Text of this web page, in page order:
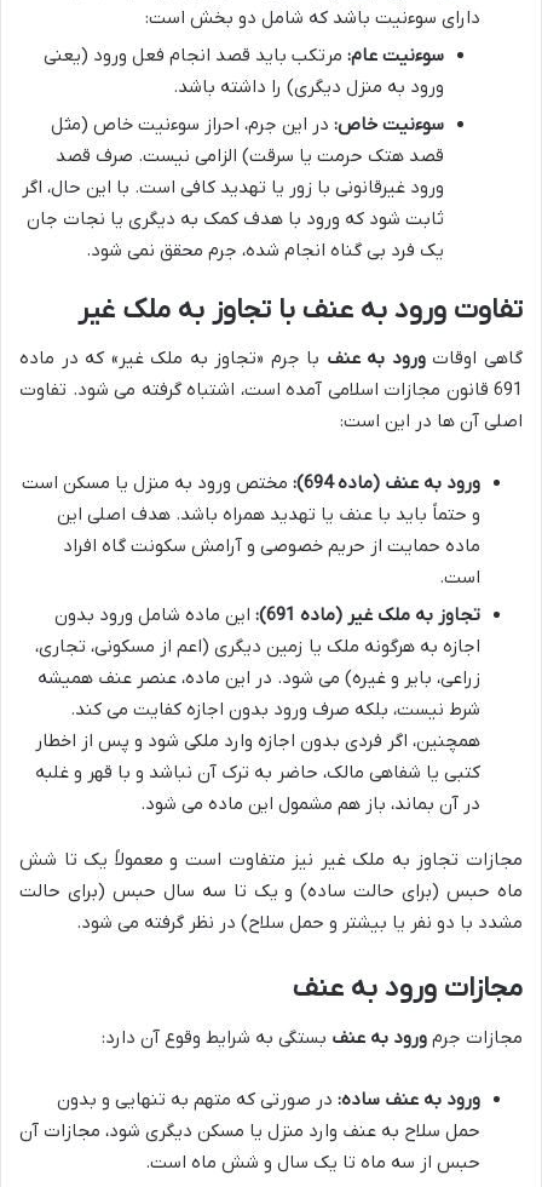
دارای سوءنیت باشد که شامل دو بخش است:
سوءنیت عام: مرتکب باید قصد انجام فعل ورود (یعنی
ورود به منزل دیگری) را داشته باشد.
سوءنیت خاص: در این جرم، احراز سوءنیت خاص (مثل
قصد هتک حرمت یا سرقت) الزامی نیست. صرف قصد
ورود غیرقانونی با زور یا تهدید کافی است. با این حال، اگر
ثابت شود که ورود با هدف کمک به دیگری یا نجات جان
یک فرد بی گناه انجام شده، جرم محقق نمی شود.
تفاوت ورود به عنف با تجاوز به ملک غیر
گاهی اوقاتورود به عنف با جرم «تجاوز به ملک غیر» که در ماده
691 قانون مجازات اسلامی آمده است، اشتباه گرفته می شود. تفاوت
اصلی آن ها در این است:
ورود به عنف (ماده 694):
مختص ورود به منزل یا مسکن است
و حتماً باید با عنف یا تهدید همراه باشد. هدف اصلی این
ماده حمایت از حریم خصوصی و آرامش سکونت گاه افراد
است.
تجاوز به ملک غیر (ماده 691):
این ماده شامل ورود بدون
اجازه به هرگونه ملک یا زمین دیگری (اعم از مسکونی، تجاری،
زراعی، بایر و غیره) می شود. در این ماده، عنصر عنف همیشه
شرط نیست، بلکه صرف ورود بدون اجازه کفایت می کند.
همچنین، اگر فردی بدون اجازه وارد ملکی شود و پس از اخطار
کتبی یا شفاهی مالک، حاضر به ترک آن نباشد و با قهر و غلبه
در آن بماند، باز هم مشمول این ماده می شود.
مجازات تجاوز به ملک غیر نیز متفاوت است و معمولاً یک تا شش
ماه حبس (برای حالت ساده) و یک تا سه سال حبس (برای حالت
مشدد با دو نفر یا بیشتر و حمل سلاح) در نظر گرفته می شود.
مجازات ورود به عنف
مجازات جرم ورود به عنف بستگی به شرایط وقوع آن دارد:
ورود به عنف ساده: در صورتی که متهم به تنهایی و بدون
حمل سلاح به عنف وارد منزل یا مسکن دیگری شود، مجازات آن
حبس از سه ماه تا یک سال و شش ماه است.